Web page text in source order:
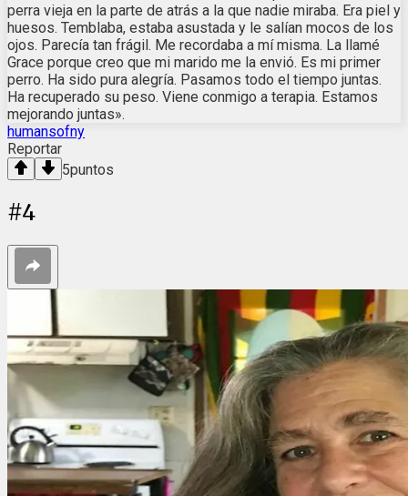
perra vieja en la parte de atrás a la que nadie miraba. Era piel y
huesos. Temblaba, estaba asustada y le salían mocos de los
ojos. Parecía tan frágil. Me recordaba a mí misma. La llamé
Grace porque creo que mi marido me la envió. Es mi primer
perro. Ha sido pura alegría. Pasamos todo el tiempo juntas.
Ha recuperado su peso. Viene conmigo a terapia. Estamos
mejorando juntas».
humansofny
Reportar
5puntos
#4